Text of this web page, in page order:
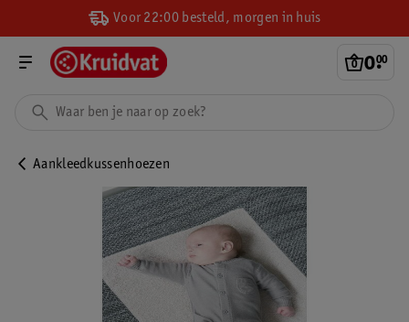
Voor 22:00 besteld, morgen in huis
0.
00
Aankleedkussenhoezen